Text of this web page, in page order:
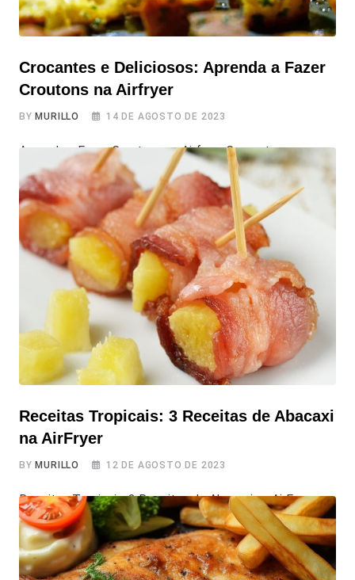
Crocantes e Deliciosos: Aprenda a Fazer
Croutons na Airfryer
BY MURILLO 14 DE AGOSTO DE 2023
Aprenda a Fazer Croutons na Airfryer Crocantes,
Temperados e Deliciosos Você já experimentou a
combinação de crocância e sabor que os croutons dão a
pratos como saladas e sopas? Se ainda não, está na hora
de conhecer essa delícia! Os croutons são pequenos
pedaços de pão torrado, que elevam o nivel de
gostosura das suas
Receitas Tropicais: 3 Receitas de Abacaxi
na AirFryer
BY MURILLO 12 DE AGOSTO DE 2023
Receitas Tropicais: 3 Receitas de Abacaxi na AirFryer
Hoje vamos apresentar a você três receitas simples e
deliciosas de abacaxi na Airfryer. E com o uso desse
utensilio moderno, você poderá preparar o sabor tropical